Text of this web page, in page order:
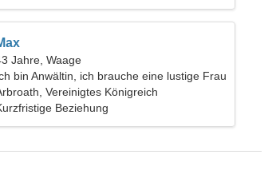
Jahre, Waage
bin Anwältin, ich brauche eine lustige Frau
Vereinigtes Königreich
Beziehung